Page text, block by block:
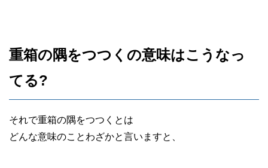
重箱の隅をつつくの意味はこうなっ
てる?
それで重箱の隅をつつくとは
どんな意味のことわざかと言いますと、